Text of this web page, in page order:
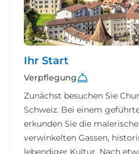
Ihr Start
Verpflegung
Zunächst besuchen Sie
Schweiz. Bei einem
erkunden Sie die
verwinkelten Gassen,